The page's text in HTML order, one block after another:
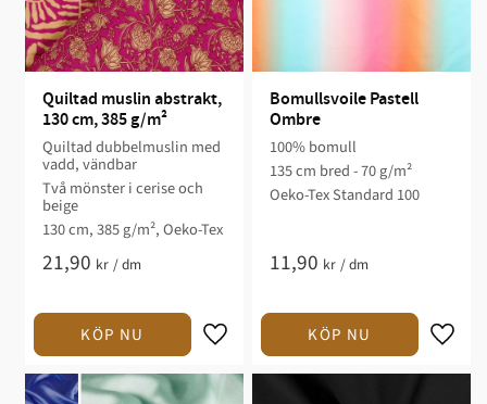
Quiltad muslin abstrakt,
130 cm, 385 g/m²
Quiltad dubbelmuslin med
vadd, vändbar
Två mönster i cerise och
beige
130 cm, 385 g/m², Oeko-Tex
21,90 kr /dm
Bomullsvoile Pastell
Ombre
100% bomull
135 cm bred - 70 g/m²
Oeko-Tex Standard 100
11,90 kr /dm